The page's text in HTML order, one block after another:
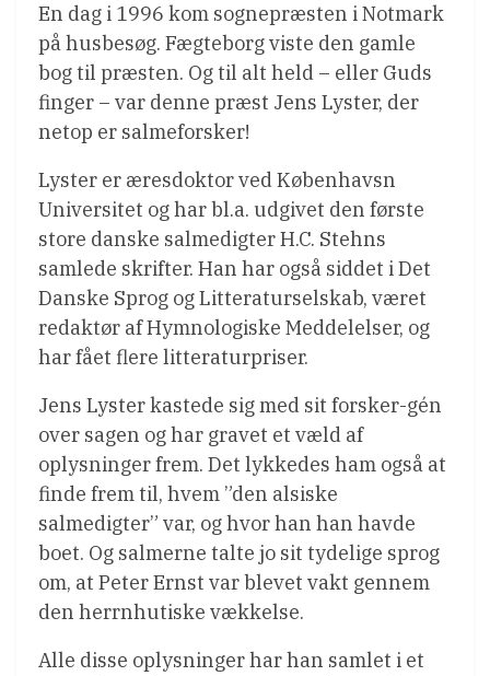
En dag i 1996 kom sognepræsten i Notmark
på husbesøg. Fægteborg viste den gamle
bog til præsten. Og til alt held – eller Guds
finger – var denne præst Jens Lyster, der
netop er salmeforsker!
Lyster er æresdoktor ved Københavsn
Universitet og har bl.a. udgivet den første
store danske salmedigter H.C. Stehns
samlede skrifter. Han har også siddet i Det
Danske Sprog og Litteraturselskab, været
redaktør af Hymnologiske Meddelelser, og
har fået flere litteraturpriser.
Jens Lyster kastede sig med sit forsker-gén
over sagen og har gravet et væld af
oplysninger frem. Det lykkedes ham også at
finde frem til, hvem ”den alsiske
salmedigter” var, og hvor han han havde
boet. Og salmerne talte jo sit tydelige sprog
om, at Peter Ernst var blevet vakt gennem
den herrnhutiske vækkelse.
Alle disse oplysninger har han samlet i et